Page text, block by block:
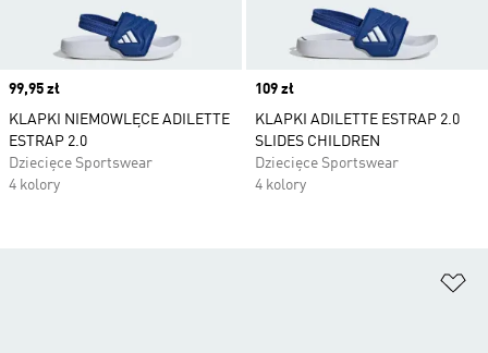
Price
99,95 zł
KLAPKI NIEMOWLĘCE ADILETTE
ESTRAP 2.0
Dziecięce Sportswear
4 kolory
Price
109 zł
KLAPKI ADILETTE ESTRAP 2.0
SLIDES CHILDREN
Dziecięce Sportswear
4 kolory